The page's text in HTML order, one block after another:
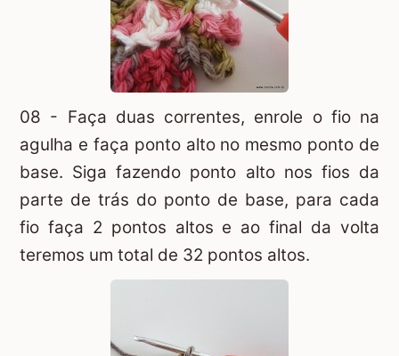
08 - Faça duas correntes, enrole o fio na
agulha e faça ponto alto no mesmo ponto de
base. Siga fazendo ponto alto nos fios da
parte de trás do ponto de base, para cada
fio faça 2 pontos altos e ao final da volta
teremos um total de 32 pontos altos.